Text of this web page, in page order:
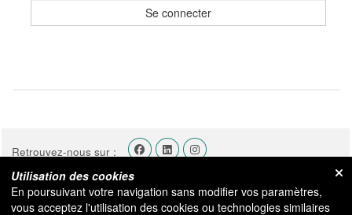
Retrouvez-nous sur :
MON COMPTE
Utilisation des cookies
En poursuivant votre navigation sans modifier vos paramètres,
vous acceptez l'utilisation des cookies ou technologies similaires